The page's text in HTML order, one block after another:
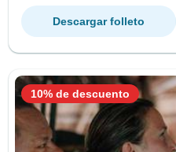
Descargar folleto
10% de descuento